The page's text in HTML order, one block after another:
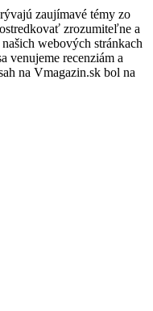
zaujímavé témy zo
zrozumiteľne a
webových stránkach
venujeme recenziám a
na Vmagazin.sk bol na